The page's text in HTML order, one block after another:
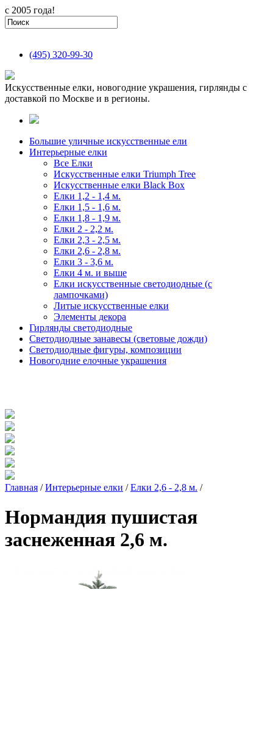
с 2005 года!
(495) 320-99-30
Искусственные елки, новогодние украшения, гирлянды с
доставкой по Москве и в регионы.
Большие уличные искусственные ели
Интерьерные елки
Все Елки
Искусственные елки Triumph Tree
Искусственные елки Black Box
Елки 1,2 - 1,4 м.
Елки 1,5 - 1,6 м.
Елки 1,8 - 1,9 м.
Елки 2 - 2,2 м.
Елки 2,3 - 2,5 м.
Елки 2,6 - 2,8 м.
Елки 3 - 3,6 м.
Елки 4 м. и выше
Елки искусственные светодиодные (с
лампочками)
Литые искусственные елки
Элементы декора
Гирлянды светодиодные
Светодиодные занавесы (световые дожди)
Светодиодные фигуры, композиции
Новогодние елочные украшения
Главная / Интерьерные елки / Елки 2,6 - 2,8 м. /
Нормандия пушистая
заснеженная 2,6 м.